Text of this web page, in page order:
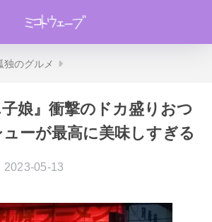
独のグルメ
娘』衝撃のドカ盛りおつ
ーが最高に美味しすぎる
2023-05-13